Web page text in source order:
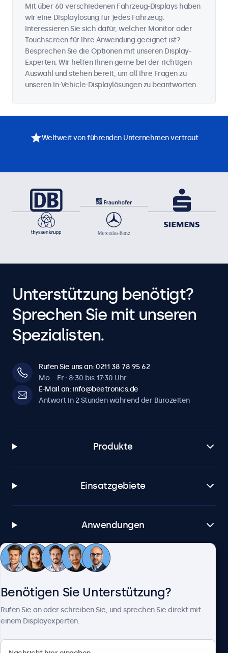
Mit über 60 verschiedenen Fahrzeug-Displays haben
wir eine Displaylösung für jedes Fahrzeug.
Interessieren Sie sich dafür, welcher Monitor oder
Touchscreen für Ihre Anwendung geeignet ist?
Besprechen Sie die Optionen mit unseren Display-
Experten. Wir helfen Ihnen gerne bei der richtigen
Auswahl und stehen bereit, um all Ihre Fragen zu
unseren In-Vehicle-Displaylösungen zu beantworten.
Weltweit von führenden Unternehmen vertraut
Unterstützung benötigt?
Sprechen Sie mit unseren
Spezialisten.
Rufen Sie uns an: 0211 38 78 95 62
Mo. - Fr.: 8:30 bis 17:30 Uhr
E-Mail an: info@beetronics.de
Antwort in 2 Stunden während der Bürozeiten
Produkte
Einsatzgebiete
Anwendungen
Kundenservice
Benötigen Sie Unterstützung?
Rufen Sie an oder schreiben Sie, und sprechen Sie direkt mit
einem Displayexperten.